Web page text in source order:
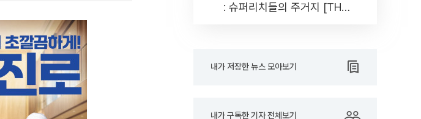
: 슈퍼리치들의 주거지 [THE
내가 저장한 뉴스 모아보기
내가 구독한 기자 전체보기